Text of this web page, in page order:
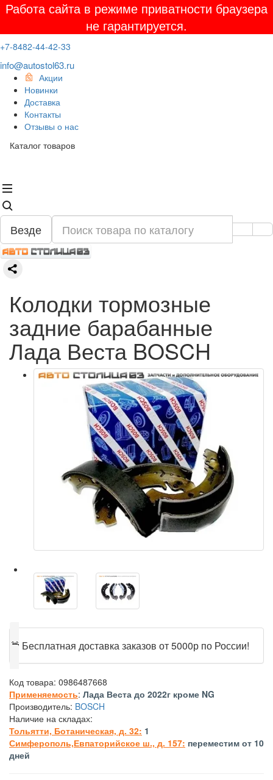
Работа сайта в режиме приватности браузера
не гарантируется.
+7-8482-44-42-33
info@autostol63.ru
Акции
Новинки
Доставка
Контакты
Отзывы о нас
Каталог товаров
Везде
Колодки тормозные
задние барабанные
Лада Веста BOSCH
🎁 Бесплатная доставка заказов от 5000р по России!
Код товара: 0986487668
Применяемость: Лада Веста до 2022г кроме NG
Производитель: BOSCH
Наличие на складах:
Тольятти, Ботаническая, д. 32: 1
Симферополь,Евпаторийское ш., д. 157: переместим от 10
дней